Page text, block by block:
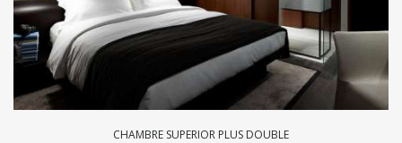
CHAMBRE SUPERIOR PLUS DOUBLE